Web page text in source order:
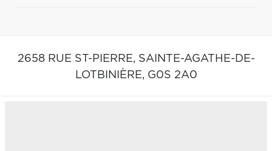
2658 RUE ST-PIERRE, SAINTE-AGATHE-DE-
LOTBINIÈRE, G0S 2A0